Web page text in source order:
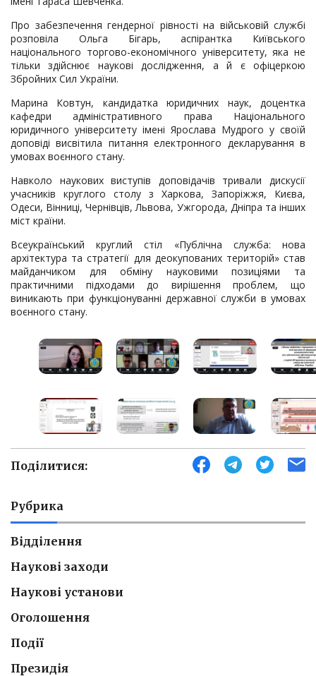
Про забезпечення гендерної рівності на військовій службі
розповіла Ольга Бігарь, аспірантка Київського
національного торгово-економічного університету, яка не
тільки здійснює наукові дослідження, а й є офіцеркою
Збройних Сил України.
Марина Ковтун, кандидатка юридичних наук, доцентка
кафедри адміністративного права Національного
юридичного університету імені Ярослава Мудрого у своїй
доповіді висвітила питання електронного декларування в
умовах воєнного стану.
Навколо наукових виступів доповідачів тривали дискусії
учасників круглого столу з Харкова, Запоріжжя, Києва,
Одеси, Вінниці, Чернівців, Львова, Ужгорода, Дніпра та інших
міст країни.
Всеукраїнський круглий стіл «Публічна служба: нова
архітектура та стратегії для деокупованих територій» став
майданчиком для обміну науковими позиціями та
практичними підходами до вирішення проблем, що
виникають при функціонуванні державної служби в умовах
воєнного стану.
Поділитися:
Рубрика
Відділення
Наукові заходи
Наукові установи
Оголошення
Події
Президія